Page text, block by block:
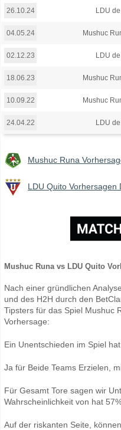
26.10.24 LDU
04.05.24 Mushuc
02.12.23 LDU
18.06.23 Mushuc
10.09.22 Mushuc
24.04.22 LDU
Mushuc Runa
LDU Quito Vorhersagen
Mushuc Runa vs LDU Quito
Nach einer gründlichen
und des H2H durch den
Tipsters für das Spiel Mushuc
Vorhersage:
Ein Unentschieden im Spiel
Ja für Beide Teams Erzielen,
Für Gesamt Tore sagen wir
Wahrscheinlichkeit von hat
Auf der riskanten Seite,